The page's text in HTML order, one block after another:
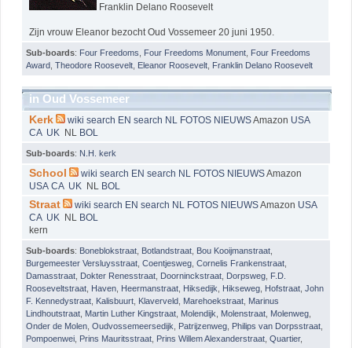
Franklin Delano Roosevelt
Zijn vrouw Eleanor bezocht Oud Vossemeer 20 juni 1950.
Sub-boards: Four Freedoms Four Freedoms Monument Four Freedoms
Award Theodore Roosevelt Eleanor Roosevelt Franklin Delano Roosevelt
in Oud Vossemeer
Kerk wiki search EN search NL FOTOS NIEUWSAmazon USA
CA UK NL BOL
Sub-boards: N.H. kerk
School wiki search EN search NL FOTOS NIEUWSAmazon
USA CA UK NL BOL
Straat wiki search EN search NL FOTOS NIEUWSAmazon USA
CA UK NL BOL
kern
Sub-boards: Boneblokstraat Botlandstraat Bou Kooijmanstraat
Burgemeester Versluysstraat Coentjesweg Cornelis Frankenstraat
Damasstraat Dokter Renesstraat Doorninckstraat Dorpsweg F.D.
Rooseveltstraat Haven Heermanstraat Hiksedijk Hikseweg Hofstraat John
F. Kennedystraat Kalisbuurt Klaverveld Marehoekstraat Marinus
Lindhoutstraat Martin Luther Kingstraat Molendijk Molenstraat Molenweg
Onder de Molen Oudvossemeersedijk Patrijzenweg Philips van Dorpsstraat
Pompoenwei Prins Mauritsstraat Prins Willem Alexanderstraat Quartier,